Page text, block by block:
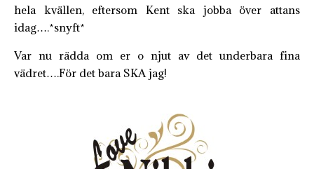
hela kvällen, eftersom Kent ska jobba över attans
idag….*snyft*
Var nu rädda om er o njut av det underbara fina
vädret….För det bara SKA jag!